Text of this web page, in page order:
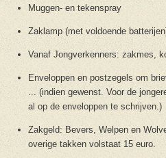
Muggen- en tekenspray
Zaklamp (met voldoende
Vanaf Jongverkenners: zakmes,
Enveloppen en postzegels om
... (indien gewenst. Voor de
al op de enveloppen te schrijven.)
Zakgeld: Bevers, Welpen en
overige takken volstaat 15 euro.